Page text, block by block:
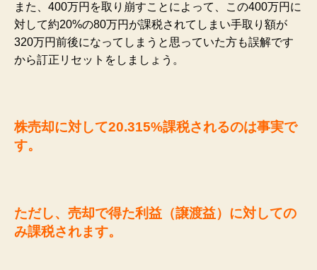
また、400万円を取り崩すことによって、この400万円に
対して約20%の80万円が課税されてしまい手取り額が
320万円前後になってしまうと思っていた方も誤解です
から訂正リセットをしましょう。
株売却に対して20.315%課税されるのは事実で
す。
ただし、売却で得た利益（譲渡益）に対しての
み課税されます。